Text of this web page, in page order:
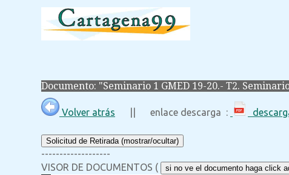
Documento: "Seminario 1 GMED 19-20.- T2.
Volver atrás || enlace descarga :
Solicitud de Retirada (mostrar/ocultar)
-------------------
VISOR DE DOCUMENTOS (
si no ve el documento haga click